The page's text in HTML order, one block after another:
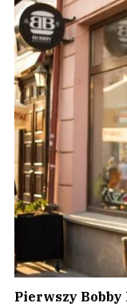
Pierwszy